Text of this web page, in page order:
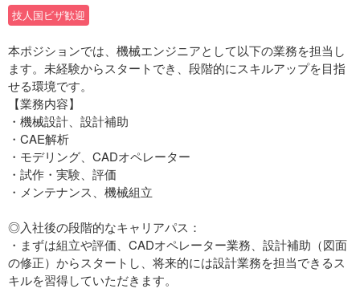
技人国ビザ歓迎
本ポジションでは、機械エンジニアとして以下の業務を担当し
ます。未経験からスタートでき、段階的にスキルアップを目指
せる環境です。
【業務内容】
・機械設計、設計補助
・CAE解析
・モデリング、CADオペレーター
・試作・実験、評価
・メンテナンス、機械組立
◎入社後の段階的なキャリアパス：
・まずは組立や評価、CADオペレーター業務、設計補助（図面
の修正）からスタートし、将来的には設計業務を担当できるス
キルを習得していただきます。